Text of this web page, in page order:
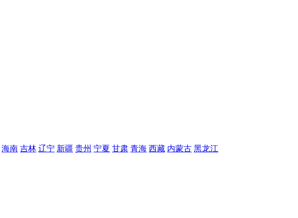
海南 吉林 辽宁 新疆 贵州 宁夏 甘肃 青海 西藏 内蒙古 黑龙江